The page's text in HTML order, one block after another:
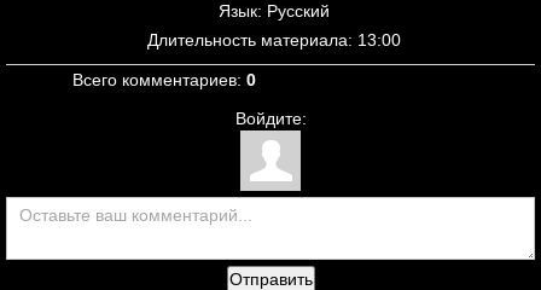
Язык: Русский
Длительность материала: 13:00
Всего комментариев: 0
Войдите:
Отправить